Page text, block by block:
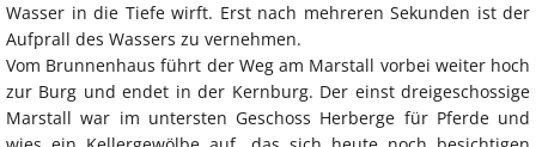
Wasser in die Tiefe wirft. Erst nach mehreren Sekunden ist der
Aufprall des Wassers zu vernehmen.
Vom Brunnenhaus führt der Weg am Marstall vorbei weiter hoch
zur Burg und endet in der Kernburg. Der einst dreigeschossige
Marstall war im untersten Geschoss Herberge für Pferde und